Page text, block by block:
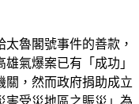
魯閣號事件的善款，
氣爆案已有「成功」
關，然而政府捐助成立
害受災地區之賑災」為